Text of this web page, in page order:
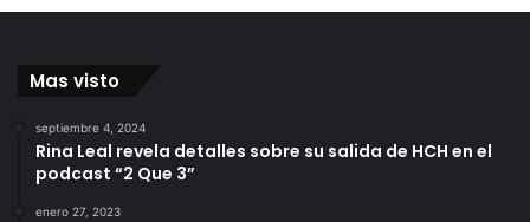
Mas visto
septiembre 4, 2024
Rina Leal revela detalles sobre su salida de HCH en el
podcast “2 Que 3”
enero 27, 2023